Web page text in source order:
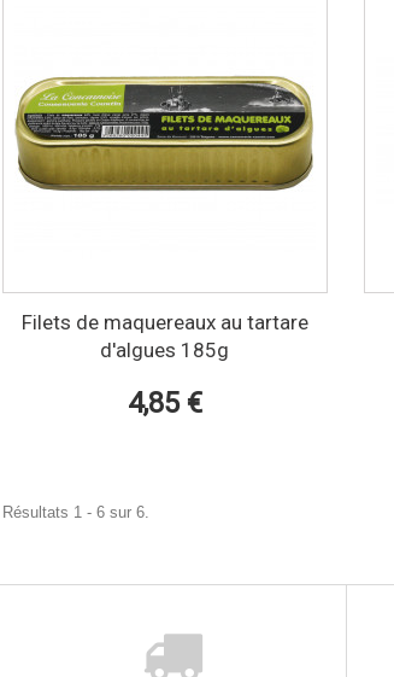
Filets de maquereaux au tartare
d'algues 185g
4,85 €
Résultats 1 - 6 sur 6.